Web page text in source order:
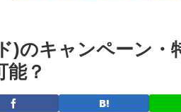
)のキャンペーン・
能？